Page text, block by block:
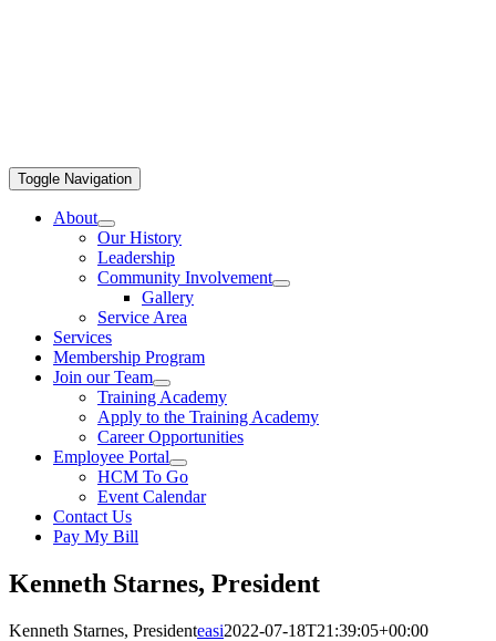
Toggle Navigation
About
Our History
Leadership
Community Involvement
Gallery
Service Area
Services
Membership Program
Join our Team
Training Academy
Apply to the Training Academy
Career Opportunities
Employee Portal
HCM To Go
Event Calendar
Contact Us
Pay My Bill
Kenneth Starnes, President
Kenneth Starnes, Presidenteasi2022-07-18T21:39:05+00:00